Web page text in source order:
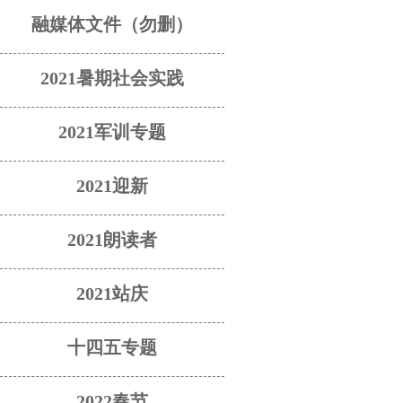
融媒体文件（勿删）
2021暑期社会实践
2021军训专题
2021迎新
2021朗读者
2021站庆
十四五专题